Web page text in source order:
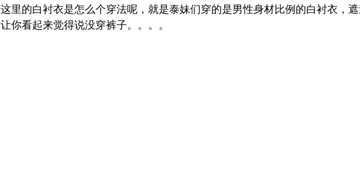
这里的白衬衣是怎么个穿法呢，就是泰妹们穿的是男性身材比例的白衬衣，遮
让你看起来觉得说没穿裤子。。。。